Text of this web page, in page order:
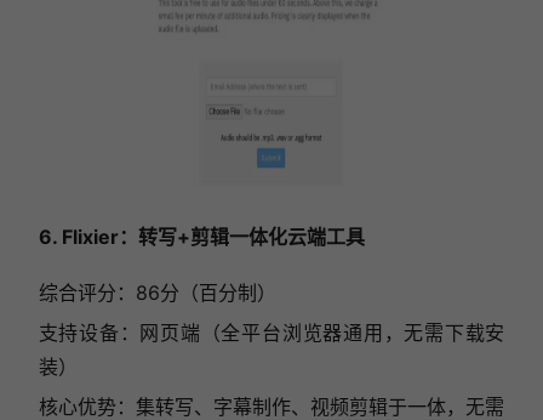
6. Flixier：转写+剪辑一体化云端工具
综合评分：86分（百分制）
支持设备：网页端（全平台浏览器通用，无需下载安
装）
核心优势：集转写、字幕制作、视频剪辑于一体，无需